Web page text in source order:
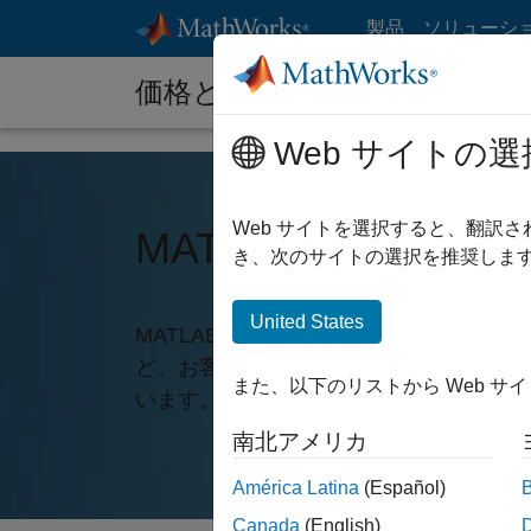
コンテンツへスキップ
製品 ソリューシ
価格とライセンス
MATLAB の価格
MATLAB の個人使用、商用利用、または
ど、お客様のニーズに合わせた MATLAB
います。
Web サイトの選
Web サイトを選択すると、翻訳
き、次のサイトの選択を推奨しま
United States
また、以下のリストから Web サ
南北アメリカ
América Latina (Español)
Canada (English)